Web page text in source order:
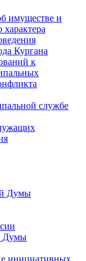
имуществе и
характера
Кургана
к
службе
Думы
Думы
инициативных